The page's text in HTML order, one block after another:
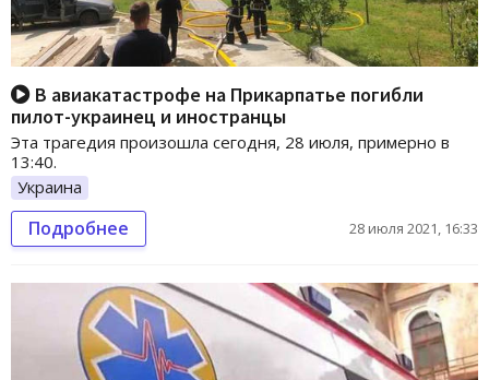
В авиакатастрофе на Прикарпатье погибли
пилот-украинец и иностранцы
Эта трагедия произошла сегодня, 28 июля, примерно в
13:40.
Украина
Подробнее 28 июля 2021, 16:33